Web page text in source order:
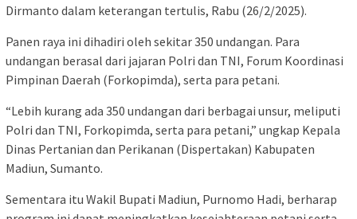
Dirmanto dalam keterangan tertulis, Rabu (26/2/2025).
Panen raya ini dihadiri oleh sekitar 350 undangan. Para
undangan berasal dari jajaran Polri dan TNI, Forum Koordinasi
Pimpinan Daerah (Forkopimda), serta para petani.
“Lebih kurang ada 350 undangan dari berbagai unsur, meliputi
Polri dan TNI, Forkopimda, serta para petani,” ungkap Kepala
Dinas Pertanian dan Perikanan (Dispertakan) Kabupaten
Madiun, Sumanto.
Sementara itu Wakil Bupati Madiun, Purnomo Hadi, berharap